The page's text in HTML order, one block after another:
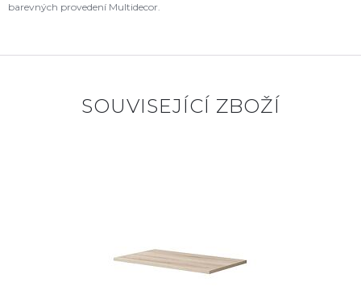
barevných provedení Multidecor.
SOUVISEJÍCÍ ZBOŽÍ